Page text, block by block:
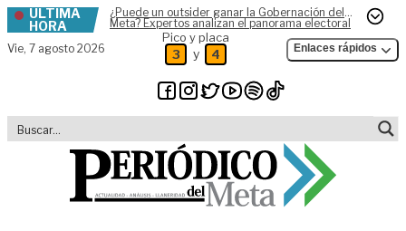
Skip to content
ÚLTIMA
HORA
¿Puede un outsider ganar la Gobernación del
Meta? Expertos analizan el panorama electoral
Vie, 7 agosto 2026
Pico y placa
3 y 4 Enlaces rápidos